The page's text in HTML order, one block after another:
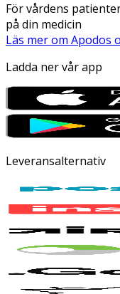
För vårdens
på din medicin
Läs mer om Apodos
Ladda ner vår app
Leveransalternativ